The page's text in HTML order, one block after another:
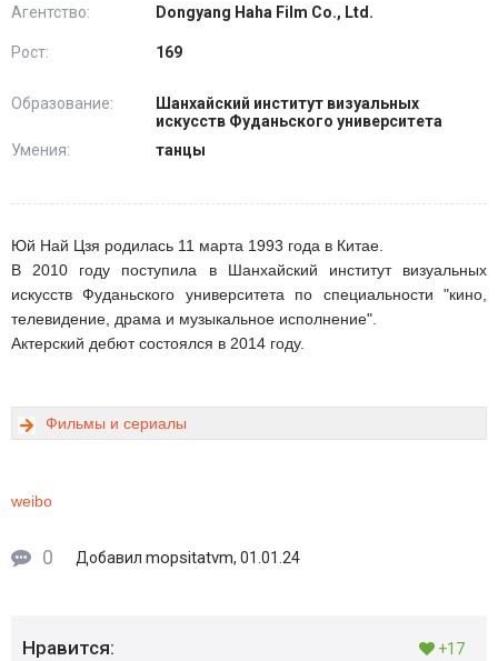
Агентство:
Dongyang Haha Film Co., Ltd.
Рост: 169
Образование:
Шанхайский институт визуальных
искусств Фуданьского университета
Умения:
танцы
Юй Най Цзя родилась 11 марта 1993 года в Китае.
В 2010 году поступила в Шанхайский институт визуальных
искусств Фуданьского университета по специальности "кино,
телевидение, драма и музыкальное исполнение".
Актерский дебют состоялся в 2014 году.
Фильмы и сериалы
weibo
0 Добавил mopsitatvm, 01.01.24
Нравится: +17